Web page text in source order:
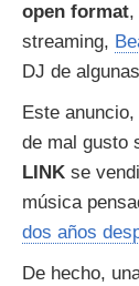
open format,
streaming,
DJ de
Este
de mal gusto
LINK se
música
dos años
De hecho,